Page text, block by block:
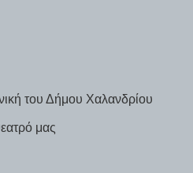
του Δήμου Χαλανδρίου
μας